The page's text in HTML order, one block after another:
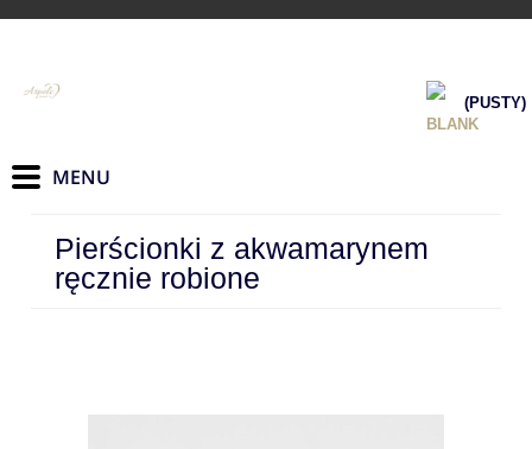
(PUSTY)
Pierścionki z akwamarynem
ręcznie robione